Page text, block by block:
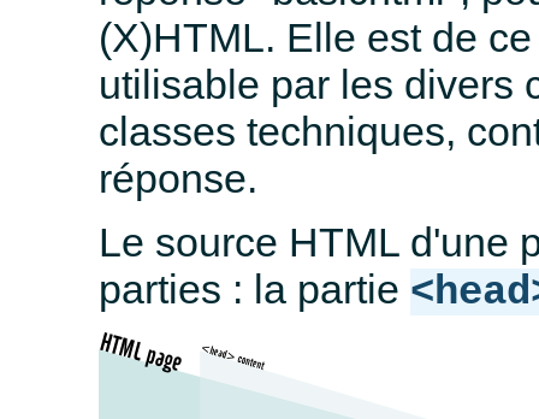
(X)HTML. Elle est de
utilisable par les divers
classes techniques,
réponse.
Le source HTML d'une
parties : la partie